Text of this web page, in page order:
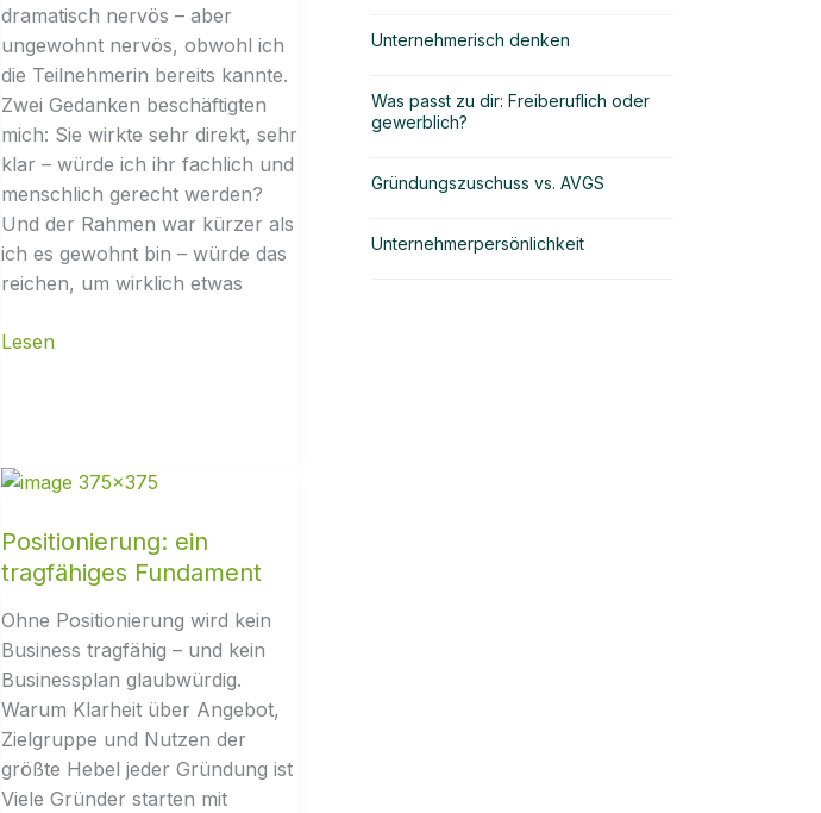
dramatisch nervös – aber
ungewohnt nervös, obwohl ich
die Teilnehmerin bereits kannte.
Zwei Gedanken beschäftigten
mich: Sie wirkte sehr direkt, sehr
klar – würde ich ihr fachlich und
menschlich gerecht werden?
Und der Rahmen war kürzer als
ich es gewohnt bin – würde das
reichen, um wirklich etwas
Positionierung: ein
tragfähiges Fundament
Ohne Positionierung wird kein
Business tragfähig – und kein
Businessplan glaubwürdig.
Warum Klarheit über Angebot,
Zielgruppe und Nutzen der
größte Hebel jeder Gründung ist
Viele Gründer starten mit
Unternehmerisch denken
Was passt zu dir: Freiberuflich oder
gewerblich?
Gründungszuschuss vs. AVGS
Unternehmerpersönlichkeit